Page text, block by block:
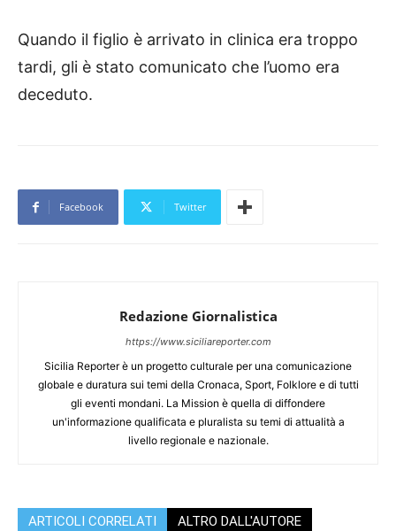
Quando il figlio è arrivato in clinica era troppo
tardi, gli è stato comunicato che l’uomo era
deceduto.
Facebook Twitter
Redazione Giornalistica
https://www.siciliareporter.com
Sicilia Reporter è un progetto culturale per una comunicazione
globale e duratura sui temi della Cronaca, Sport, Folklore e di tutti
gli eventi mondani. La Mission è quella di diffondere
un'informazione qualificata e pluralista su temi di attualità a
livello regionale e nazionale.
ARTICOLI CORRELATI ALTRO DALL'AUTORE